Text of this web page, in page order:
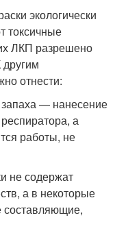
экологически
токсичные
ЛКП разрешено
отнести:
запаха — нанесение
а
работы, не
не содержат
а в некоторые